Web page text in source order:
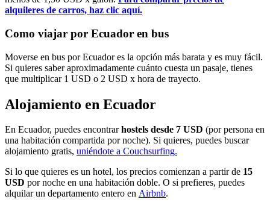
alquileres de carros, haz clic aquí.
Como viajar por Ecuador en bus
Moverse en bus por Ecuador es la opción más barata y es muy fácil.
Si quieres saber aproximadamente cuánto cuesta un pasaje, tienes
que multiplicar 1 USD o 2 USD x hora de trayecto.
Alojamiento en Ecuador
En Ecuador, puedes encontrarhostels desde 7 USD (por persona en
una habitación compartida por noche). Si quieres, puedes buscar
alojamiento gratis, uniéndote a Couchsurfing.
Si lo que quieres es un hotel, los precios comienzan a partir de 15
USD por noche en una habitación doble. O si prefieres, puedes
alquilar un departamento entero en Airbnb.